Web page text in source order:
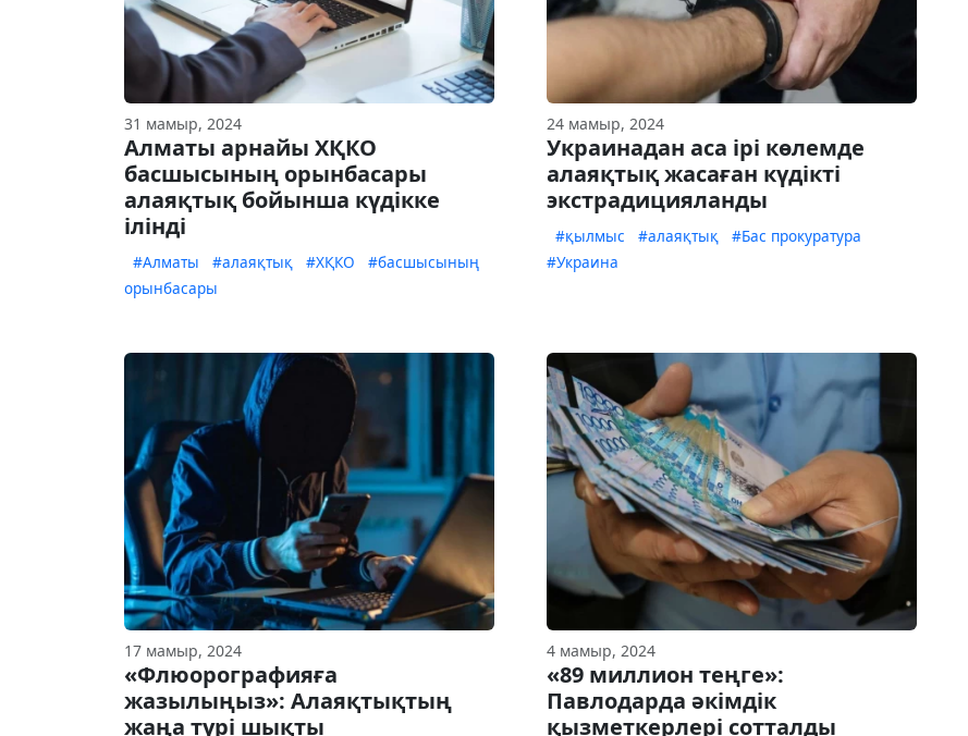
31 мамыр, 2024
Алматы арнайы ХҚКО
басшысының орынбасары
алаяқтық бойынша күдікке
ілінді
#Алматы #алаяқтық #ХҚКО
#басшысының
орынбасары
24 мамыр, 2024
Украинадан аса ірі көлемде
алаяқтық жасаған күдікті
экстрадицияланды
#қылмыс #алаяқтық
#Бас прокуратура
#Украина
17 мамыр, 2024
«Флюорографияға
жазылыңыз»: Алаяқтықтың
жаңа түрі шықты
4 мамыр, 2024
«89 миллион теңге»:
Павлодарда әкімдік
қызметкерлері сотталды